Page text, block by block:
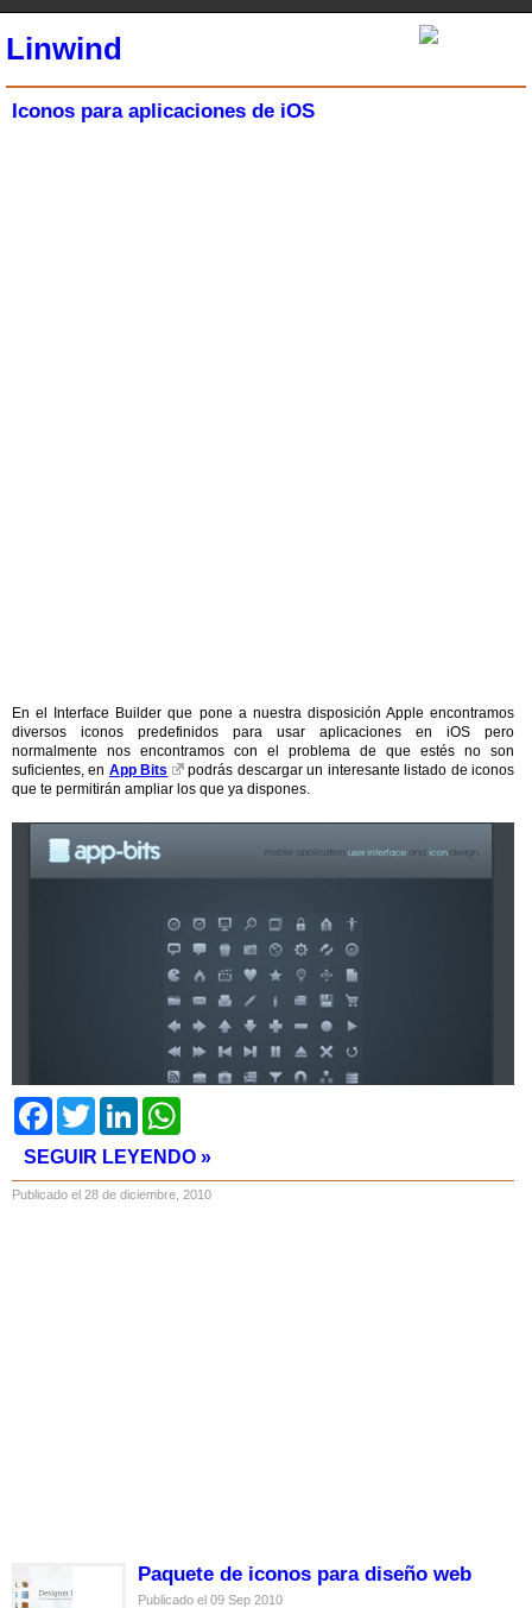
Linwind
Iconos para aplicaciones de iOS
En el Interface Builder que pone a nuestra disposición Apple encontramos
diversos iconos predefinidos para usar aplicaciones en iOS pero
normalmente nos encontramos con el problema de que estés no son
suficientes, en App Bits
podrás descargar un interesante listado de iconos
que te permitirán ampliar los que ya dispones.
FacebookTwitter LinkedIn
SEGUIR LEYENDO »
Publicado el 28 de diciembre, 2010
Paquete de iconos para diseño web
Publicado el 09 Sep 2010